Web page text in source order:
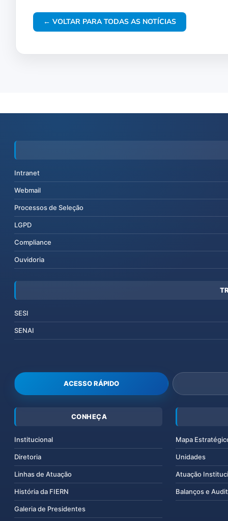
← VOLTAR PARA TODAS AS NOTÍCIAS
Intranet
Webmail
Processos de Seleção
LGPD
Compliance
Ouvidoria
SESI
SENAI
ACESSO RÁPIDO
CONHEÇA
Institucional
Diretoria
Linhas de Atuação
História da FIERN
Galeria de Presidentes
Mapa
Unidades
Atuação
Balanços e